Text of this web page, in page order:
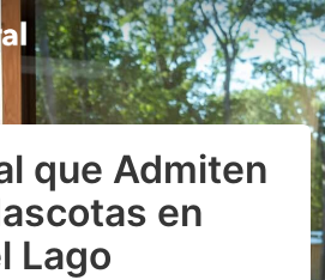
que Admiten
en
Lago